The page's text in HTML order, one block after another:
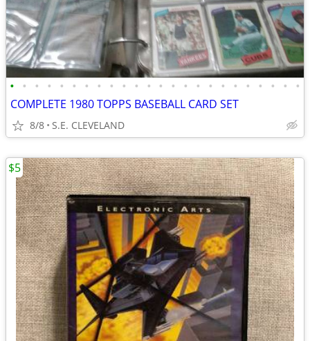
• • • • • • • • • • • • • • • • • • • • • • • •
COMPLETE 1980 TOPPS BASEBALL CARD SET
8/8 S.E. CLEVELAND
$5